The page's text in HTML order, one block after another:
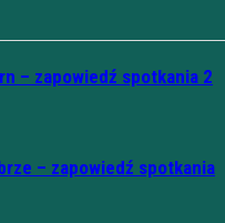
– zapowiedź spotkania 2
– zapowiedź spotkania